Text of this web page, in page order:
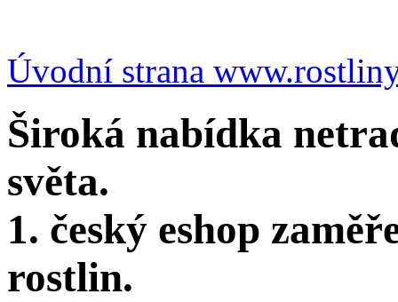
Úvodní strana
Široká nabídka
světa.
1. český eshop
rostlin.